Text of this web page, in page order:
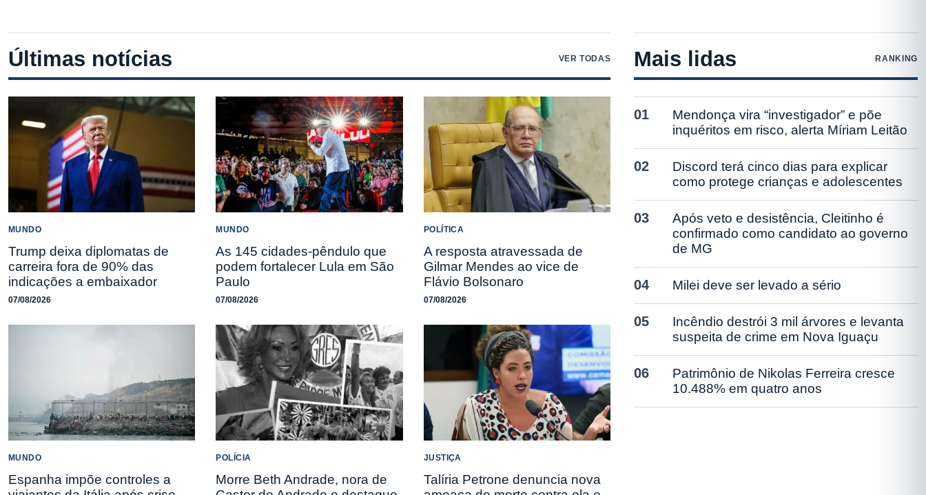
Últimas notícias VER TODAS
MUNDO
Trump deixa diplomatas de
carreira fora de 90% das
indicações a embaixador
07/08/2026
MUNDO
As 145 cidades-pêndulo que
podem fortalecer Lula em São
Paulo
07/08/2026
POLÍTICA
A resposta atravessada de
Gilmar Mendes ao vice de
Flávio Bolsonaro
07/08/2026
MUNDO
Espanha impõe controles a
POLÍCIA
Morre Beth Andrade, nora de
JUSTIÇA
Talíria Petrone denuncia nova
Mais lidas RANKING
01
Mendonça vira “investigador” e põe
inquéritos em risco, alerta Míriam Leitão
02
Discord terá cinco dias para explicar
como protege crianças e adolescentes
03
Após veto e desistência, Cleitinho é
confirmado como candidato ao governo
de MG
04 Milei deve ser levado a sério
05
Incêndio destrói 3 mil árvores e levanta
suspeita de crime em Nova Iguaçu
06
Patrimônio de Nikolas Ferreira cresce
10.488% em quatro anos